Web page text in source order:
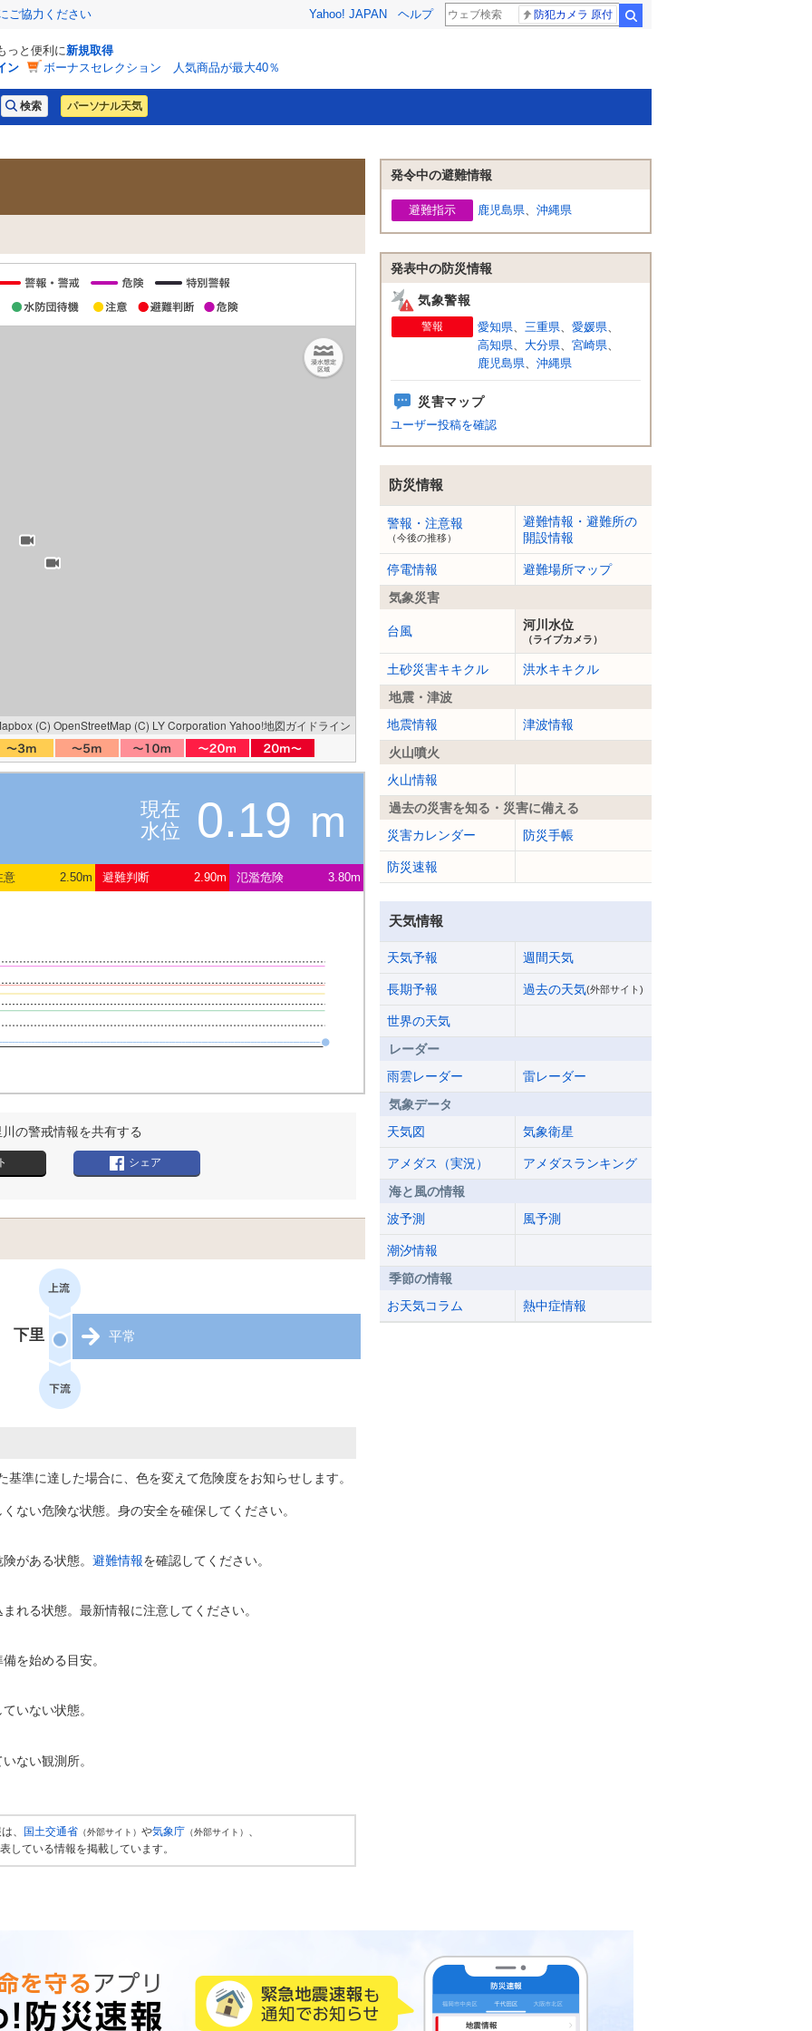
ご協力ください Yahoo! JAPAN ヘルプ 防犯カメラ 原付
っと便利に新規取得
ン
ボーナスセレクション 人気商品が最大40％
パーソナル天気
(C) OpenStreetMap (C) LY Corporation Yahoo!地図ガイドライン
現在
水位
0.19 m
意 2.50m 避難判断 2.90m 氾濫危険 3.80m
の警戒情報を共有する
シェア
下里 平常
準に達した場合に、色を変えて危険度をお知らせします。
ない危険な状態。身の安全を確保してください。
がある状態。 避難情報を確認してください。
れる状態。最新情報に注意してください。
を始める目安。
いない状態。
ない観測所。
、 国土交通省 （外部サイト） や気象庁 （外部サイト） 、
している情報を掲載しています。
発令中の避難情報
避難指示 鹿児島県、 沖縄県
発表中の防災情報
気象警報
警報 愛知県、 三重県、 愛媛県、
高知県、 大分県、 宮崎県、
鹿児島県、 沖縄県
災害マップ
ユーザー投稿を確認
防災情報
警報・注意報
（今後の推移）
避難情報・避難所の
開設情報
停電情報
避難場所マップ
気象災害
台風 河川水位
（ライブカメラ）
土砂災害キキクル
洪水キキクル
地震・津波
地震情報
津波情報
火山噴火
火山情報
過去の災害を知る・災害に備える
災害カレンダー
防災手帳
防災速報
天気情報
天気予報 週間天気
長期予報 過去の天気(外部サイト)
世界の天気
レーダー
雨雲レーダー
雷レーダー
気象データ
天気図
気象衛星
アメダス（実況）
アメダスランキング
海と風の情報
波予測
風予測
潮汐情報
季節の情報
お天気コラム
熱中症情報